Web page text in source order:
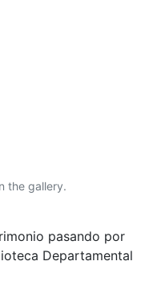
the gallery.
pasando por
Departamental